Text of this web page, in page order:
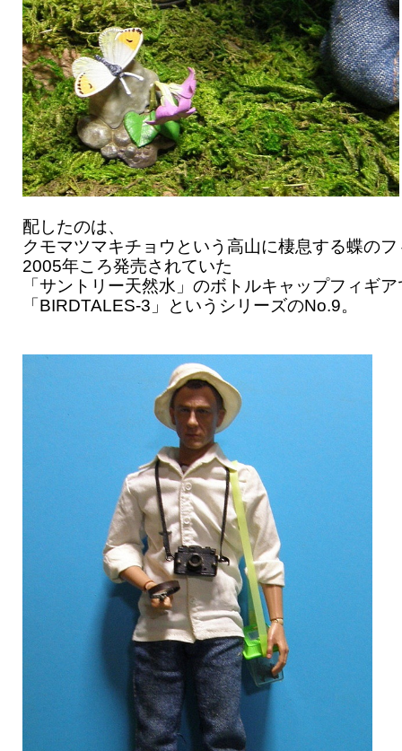
配したのは、
クモマツマキチョウという高山に棲息する蝶の
2005年ころ発売されていた
「サントリー天然水」のボトルキャップフィギ
「BIRDTALES-3」というシリーズのNo.9。